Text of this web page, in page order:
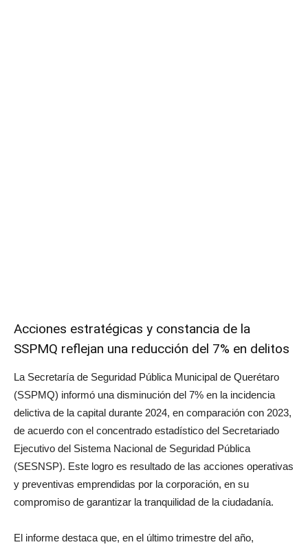
Acciones estratégicas y constancia de la
SSPMQ reflejan una reducción del 7% en delitos
La Secretaría de Seguridad Pública Municipal de Querétaro
(SSPMQ) informó una disminución del 7% en la incidencia
delictiva de la capital durante 2024, en comparación con 2023,
de acuerdo con el concentrado estadístico del Secretariado
Ejecutivo del Sistema Nacional de Seguridad Pública
(SESNSP). Este logro es resultado de las acciones operativas
y preventivas emprendidas por la corporación, en su
compromiso de garantizar la tranquilidad de la ciudadanía.
El informe destaca que, en el último trimestre del año,